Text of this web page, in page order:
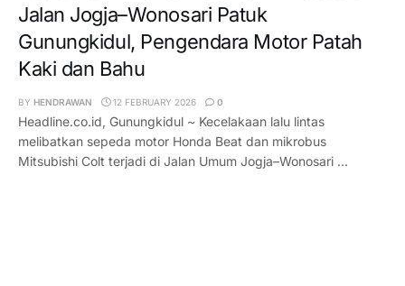
Jalan Jogja–Wonosari Patuk
Gunungkidul, Pengendara Motor Patah
Kaki dan Bahu
BY HENDRAWAN 12 FEBRUARY 2026 0
Headline.co.id, Gunungkidul ~ Kecelakaan lalu lintas
melibatkan sepeda motor Honda Beat dan mikrobus
Mitsubishi Colt terjadi di Jalan Umum Jogja–Wonosari ...